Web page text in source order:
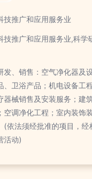
技推广和应用服务业
技推广和应用服务业,科学
发、销售：空气净化器及
、卫浴产品；机电设备工
器械销售及安装服务；建
空调净化工程；室内装饰
(依法须经批准的项目，经
活动)